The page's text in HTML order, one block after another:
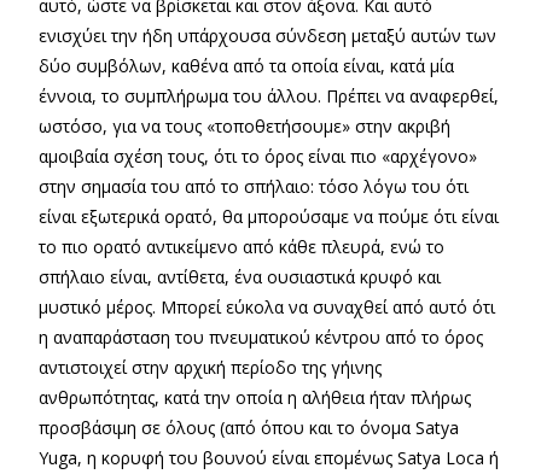
αυτό, ώστε να βρίσκεται και στον άξονα. Και αυτό
ενισχύει την ήδη υπάρχουσα σύνδεση μεταξύ αυτών των
δύο συμβόλων, καθένα από τα οποία είναι, κατά μία
έννοια, το συμπλήρωμα του άλλου. Πρέπει να αναφερθεί,
ωστόσο, για να τους «τοποθετήσουμε» στην ακριβή
αμοιβαία σχέση τους, ότι το όρος είναι πιο «αρχέγονο»
στην σημασία του από το σπήλαιο: τόσο λόγω του ότι
είναι εξωτερικά ορατό, θα μπορούσαμε να πούμε ότι είναι
το πιο ορατό αντικείμενο από κάθε πλευρά, ενώ το
σπήλαιο είναι, αντίθετα, ένα ουσιαστικά κρυφό και
μυστικό μέρος. Μπορεί εύκολα να συναχθεί από αυτό ότι
η αναπαράσταση του πνευματικού κέντρου από το όρος
αντιστοιχεί στην αρχική περίοδο της γήινης
ανθρωπότητας, κατά την οποία η αλήθεια ήταν πλήρως
προσβάσιμη σε όλους (από όπου και το όνομα Satya
Yuga, η κορυφή του βουνού είναι επομένως Satya Loca ή